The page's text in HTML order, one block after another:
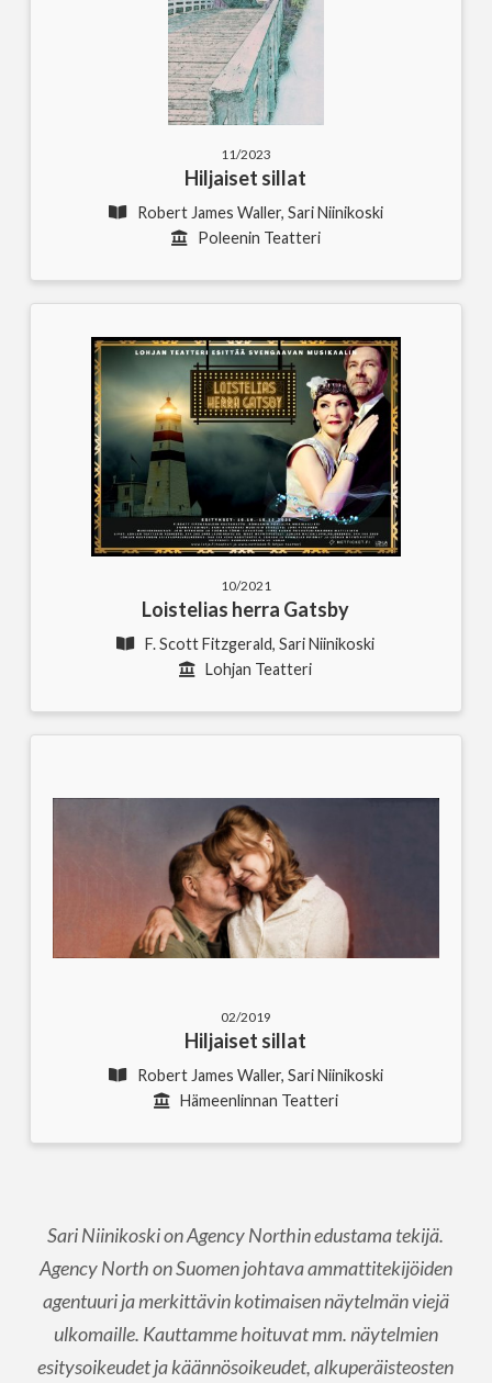
11/2023
Hiljaiset sillat
Robert James Waller, Sari Niinikoski
Poleenin Teatteri
10/2021
Loistelias herra Gatsby
F. Scott Fitzgerald, Sari Niinikoski
Lohjan Teatteri
02/2019
Hiljaiset sillat
Robert James Waller, Sari Niinikoski
Hämeenlinnan Teatteri
Sari Niinikoski on Agency Northin edustama tekijä.
Agency North on Suomen johtava ammattitekijöiden
agentuuri ja merkittävin kotimaisen näytelmän viejä
ulkomaille. Kauttamme hoituvat mm. näytelmien
esitysoikeudet ja käännösoikeudet, alkuperäisteosten